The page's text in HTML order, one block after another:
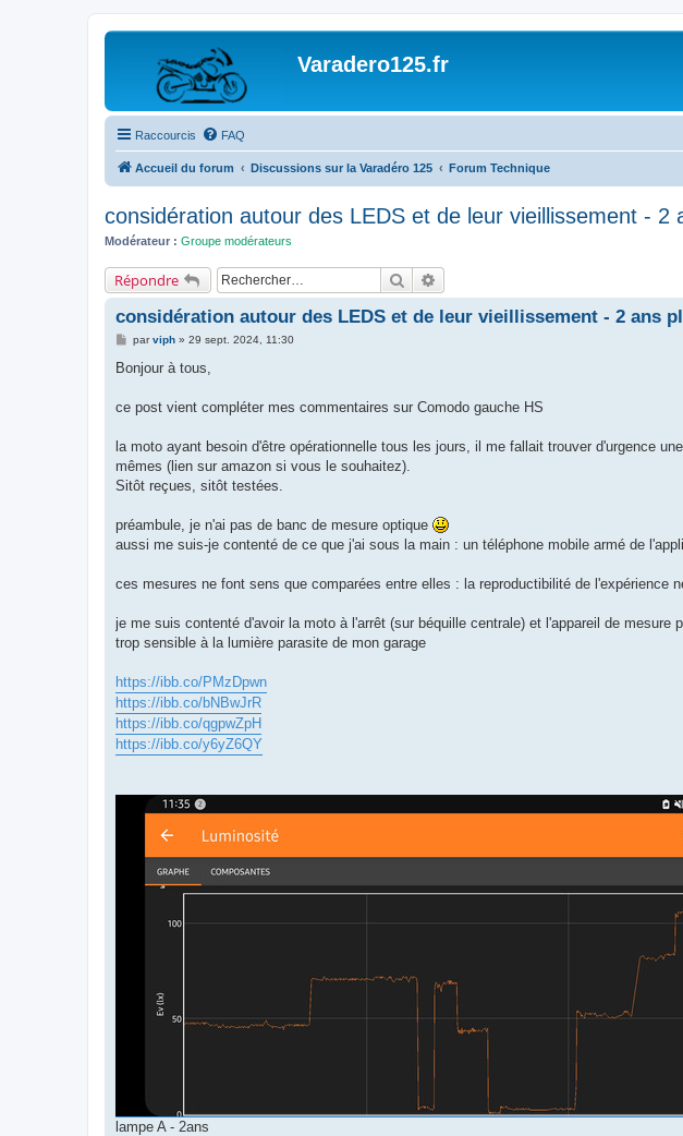
Varadero125.fr
Raccourcis FAQ
Accueil du forum Discussions sur la Varadéro 125 Forum Technique
considération autour des LEDS et de leur vieillissement - 2
Modérateur : Groupe modérateurs
Répondre Rechercher
considération autour des LEDS et de leur vieillissement - 2 ans
M
s
g
parviph» 29 sept. 2024, 11:30
Bonjour à tous,
ce post vient compléter mes commentaires sur Comodo gauche HS
la moto ayant besoin d'être opérationnelle tous les jours, il me fallait trouver d'urgence
mêmes (lien sur amazon si vous le souhaitez).
Sitôt reçues, sitôt testées.
préambule, je n'ai pas de banc de mesure optique
aussi me suis-je contenté de ce que j'ai sous la main : un téléphone mobile armé de
ces mesures ne font sens que comparées entre elles : la reproductibilité de l'expérience
je me suis contenté d'avoir la moto à l'arrêt (sur béquille centrale) et l'appareil de
trop sensible à la lumière parasite de mon garage
https://ibb.co/PMzDpwn
https://ibb.co/bNBwJrR
https://ibb.co/qgpwZpH
https://ibb.co/y6yZ6QY
lampe A - 2ans